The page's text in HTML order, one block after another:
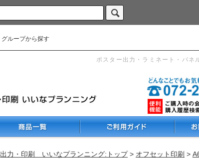
グループから探す
ポスター出力・ラミネート・パネ
出力・印刷 いいなプランニング:トップ> オフセット印刷 >